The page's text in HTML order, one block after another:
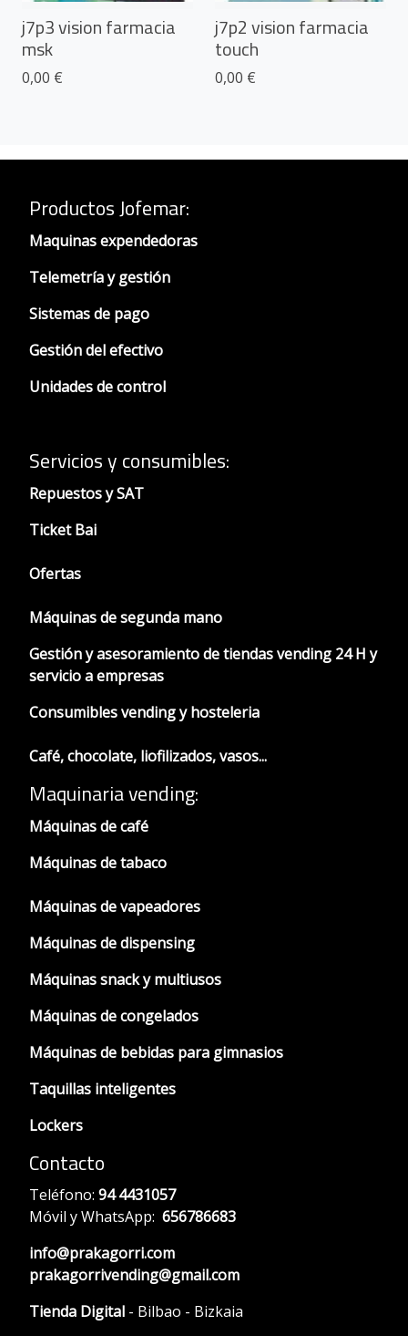
j7p3 vision farmacia
msk
0,00 €
j7p2 vision farmacia
touch
0,00 €
Productos Jofemar:
Maquinas expendedoras
Telemetría y gestión
Sistemas de pago
Gestión del efectivo
Unidades de control
Servicios y consumibles:
Repuestos y SAT
Ticket Bai
Ofertas
Máquinas de segunda mano
Gestión y asesoramiento de tiendas vending 24 H y
servicio a empresas
Consumibles vending y hosteleria
Café, chocolate, liofilizados, vasos...
Maquinaria vending:
Máquinas de café
Máquinas de tabaco
Máquinas de vapeadores
Máquinas de dispensing
Máquinas snack y multiusos
Máquinas de congelados
Máquinas de bebidas para gimnasios
Taquillas inteligentes
Lockers
Contacto
Teléfono: 94 4431057
Móvil y WhatsApp: 656786683
info@prakagorri.com
prakagorrivending@gmail.com
Tienda Digital - Bilbao - Bizkaia